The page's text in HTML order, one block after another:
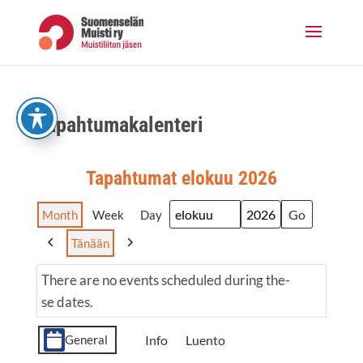
content
Tapah­tu­ma­ka­len­te­ri
Tapah­tu­mat elo­kuu 2026
Month Week Day
Month
Year
Previous
Tänään
Next
The­re are no events sche­du­led during the­
se dates.
Event
Cate­
General Info
Luento